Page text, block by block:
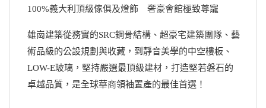
100%義大利頂級傢俱及燈飾 奢豪會館極致尊寵
雄崗建築從務實的SRC鋼骨結構、超豪宅建築團隊、藝
術品級的公設規劃與收藏，到靜音美學的中空樓板、
LOW-E玻璃，堅持嚴選最頂級建材，打造堅若磐石的
卓越品質，是全球華商領袖置產的最佳首選！